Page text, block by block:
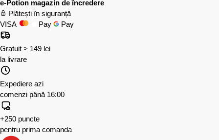
e-Potion magazin de încredere
Plătești în siguranță
VISA
Pay Pay
Gratuit > 149 lei
la livrare
Expediere azi
comenzi până 16:00
+250 puncte
pentru prima comanda